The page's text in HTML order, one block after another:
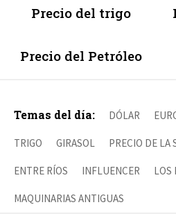
Precio del trigo
Precio del Petróleo
Temas del día: DÓLAR
TRIGO GIRASOL PRECIO DE LA
ENTRE RÍOS INFLUENCER LOS
MAQUINARIAS ANTIGUAS